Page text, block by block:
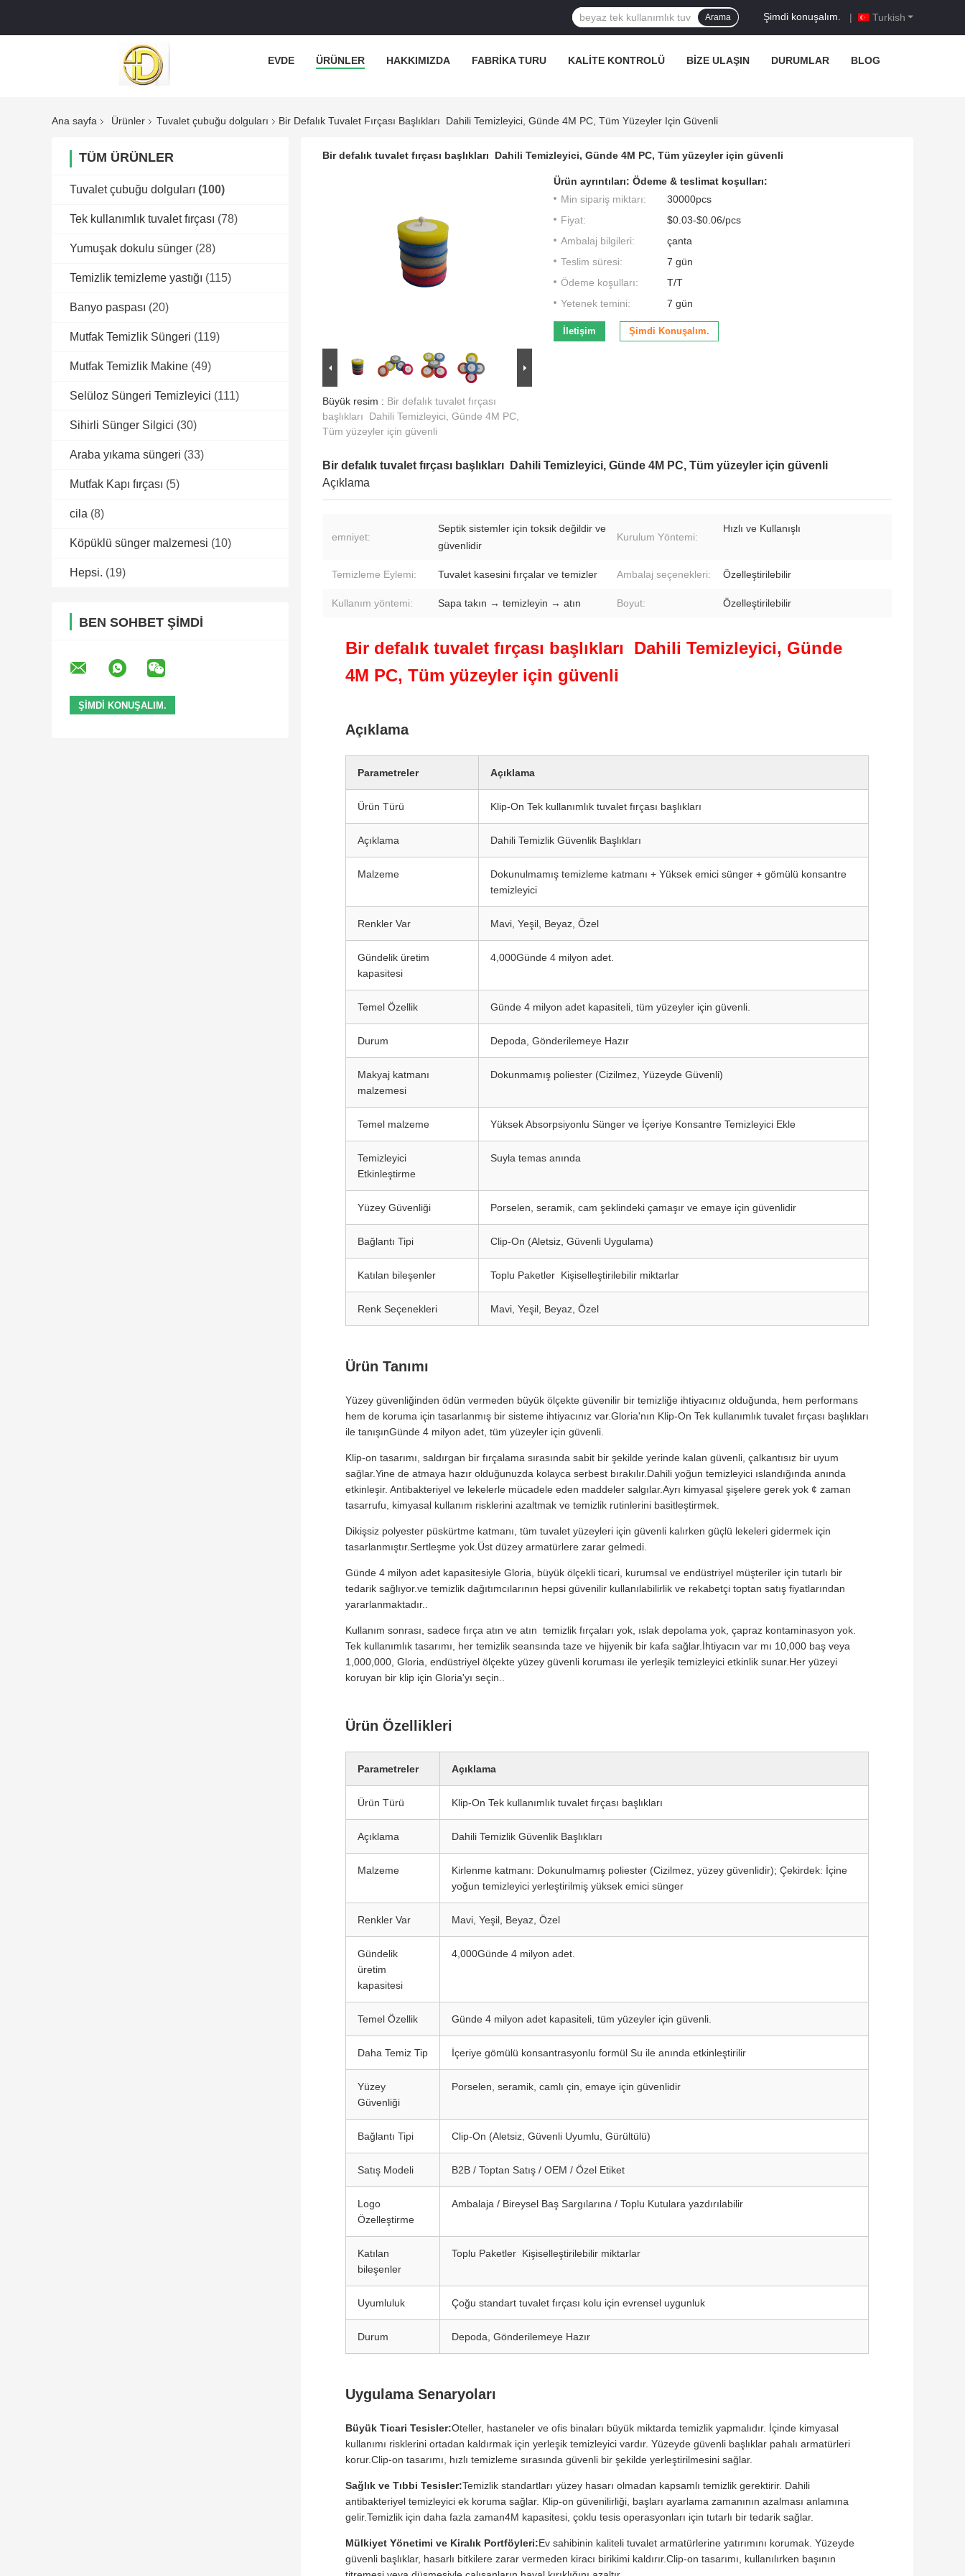
Turkish
Şimdi konuşalım. |
Arama
EVDE ÜRÜNLER HAKKIMIZDA FABRIKA TURU KALITE KONTROLÜ BIZE ULAŞIN DURUMLAR BLOG
Ana sayfa Ürünler Tuvalet çubuğu dolguları Bir Defalık Tuvalet Fırçası Başlıkları ️ Dahili Temizleyici, Günde 4M PC, Tüm Yüzeyler Için Güvenli
TÜM ÜRÜNLER
Tuvalet çubuğu dolguları (100)
Tek kullanımlık tuvalet fırçası (78)
Yumuşak dokulu sünger (28)
Temizlik temizleme yastığı (115)
Banyo paspası (20)
Mutfak Temizlik Süngeri (119)
Mutfak Temizlik Makine (49)
Selüloz Süngeri Temizleyici (111)
Sihirli Sünger Silgici (30)
Araba yıkama süngeri (33)
Mutfak Kapı fırçası (5)
cila (8)
Köpüklü sünger malzemesi (10)
Hepsi. (19)
BEN SOHBET ŞIMDI
Bir defalık tuvalet fırçası başlıkları ️ Dahili Temizleyici, Günde 4M PC, Tüm yüzeyler için güvenli
Büyük resim : Bir defalık tuvalet fırçası
başlıkları ️ Dahili Temizleyici, Günde 4M PC,
Tüm yüzeyler için güvenli
Ürün ayrıntıları: Ödeme & teslimat koşulları:
Min sipariş miktarı:
30000pcs
Fiyat:
$0.03-$0.06/pcs
Ambalaj bilgileri:
çanta
Teslim süresi:
7 gün
Ödeme koşulları:
T/T
Yetenek temini:
7 gün
İletişim Şimdi Konuşalım.
Bir defalık tuvalet fırçası başlıkları ️ Dahili Temizleyici, Günde 4M PC, Tüm yüzeyler için güvenli
Açıklama
emniyet:
Septik sistemler için toksik değildir ve
güvenlidir
Kurulum Yöntemi:
Hızlı ve Kullanışlı
Temizleme Eylemi: Tuvalet kasesini fırçalar ve temizler Ambalaj seçenekleri: Özelleştirilebilir
Kullanım yöntemi: Sapa takın → temizleyin → atın Boyut: Özelleştirilebilir
Bir defalık tuvalet fırçası başlıkları ️ Dahili Temizleyici, Günde
4M PC, Tüm yüzeyler için güvenli
Açıklama
Parametreler Açıklama
Ürün Türü Klip-On Tek kullanımlık tuvalet fırçası başlıkları
Açıklama Dahili Temizlik Güvenlik Başlıkları
Malzeme
Dokunulmamış temizleme katmanı + Yüksek emici sünger + gömülü konsantre
temizleyici
Renkler Var Mavi, Yeşil, Beyaz, Özel
Gündelik üretim
kapasitesi
4,000Günde 4 milyon adet.
Temel Özellik Günde 4 milyon adet kapasiteli, tüm yüzeyler için güvenli.
Durum Depoda, Gönderilemeye Hazır
Makyaj katmanı
malzemesi
Dokunmamış poliester (Cizilmez, Yüzeyde Güvenli)
Temel malzeme Yüksek Absorpsiyonlu Sünger ve İçeriye Konsantre Temizleyici Ekle
Temizleyici
Etkinleştirme
Suyla temas anında
Yüzey Güvenliği Porselen, seramik, cam şeklindeki çamaşır ve emaye için güvenlidir
Bağlantı Tipi Clip-On (Aletsiz, Güvenli Uygulama)
Katılan bileşenler Toplu Paketler ️ Kişiselleştirilebilir miktarlar
Renk Seçenekleri Mavi, Yeşil, Beyaz, Özel
Ürün Tanımı
Yüzey güvenliğinden ödün vermeden büyük ölçekte güvenilir bir temizliğe ihtiyacınız olduğunda, hem performans
hem de koruma için tasarlanmış bir sisteme ihtiyacınız var.Gloria'nın Klip-On Tek kullanımlık tuvalet fırçası başlıkları
ile tanışınGünde 4 milyon adet, tüm yüzeyler için güvenli.
Klip-on tasarımı, saldırgan bir fırçalama sırasında sabit bir şekilde yerinde kalan güvenli, çalkantısız bir uyum
sağlar.Yine de atmaya hazır olduğunuzda kolayca serbest bırakılır.Dahili yoğun temizleyici ıslandığında anında
etkinleşir. Antibakteriyel ve lekelerle mücadele eden maddeler salgılar.Ayrı kimyasal şişelere gerek yok ¢ zaman
tasarrufu, kimyasal kullanım risklerini azaltmak ve temizlik rutinlerini basitleştirmek.
Dikişsiz polyester püskürtme katmanı, tüm tuvalet yüzeyleri için güvenli kalırken güçlü lekeleri gidermek için
tasarlanmıştır.Sertleşme yok.Üst düzey armatürlere zarar gelmedi.
Günde 4 milyon adet kapasitesiyle Gloria, büyük ölçekli ticari, kurumsal ve endüstriyel müşteriler için tutarlı bir
tedarik sağlıyor.ve temizlik dağıtımcılarının hepsi güvenilir kullanılabilirlik ve rekabetçi toptan satış fiyatlarından
yararlanmaktadır..
Kullanım sonrası, sadece fırça atın ve atın ️ temizlik fırçaları yok, ıslak depolama yok, çapraz kontaminasyon yok.
Tek kullanımlık tasarımı, her temizlik seansında taze ve hijyenik bir kafa sağlar.İhtiyacın var mı 10,000 baş veya
1,000,000, Gloria, endüstriyel ölçekte yüzey güvenli koruması ile yerleşik temizleyici etkinlik sunar.Her yüzeyi
koruyan bir klip için Gloria'yı seçin..
Ürün Özellikleri
Parametreler Açıklama
Ürün Türü Klip-On Tek kullanımlık tuvalet fırçası başlıkları
Açıklama Dahili Temizlik Güvenlik Başlıkları
Malzeme
Kirlenme katmanı: Dokunulmamış poliester (Cizilmez, yüzey güvenlidir); Çekirdek: İçine
yoğun temizleyici yerleştirilmiş yüksek emici sünger
Renkler Var Mavi, Yeşil, Beyaz, Özel
Gündelik
üretim
kapasitesi
4,000Günde 4 milyon adet.
Temel Özellik Günde 4 milyon adet kapasiteli, tüm yüzeyler için güvenli.
Daha Temiz Tip İçeriye gömülü konsantrasyonlu formül Su ile anında etkinleştirilir
Yüzey
Güvenliği
Porselen, seramik, camlı çin, emaye için güvenlidir
Bağlantı Tipi Clip-On (Aletsiz, Güvenli Uyumlu, Gürültülü)
Satış Modeli B2B / Toptan Satış / OEM / Özel Etiket
Logo
Özelleştirme
Ambalaja / Bireysel Baş Sargılarına / Toplu Kutulara yazdırılabilir
Katılan
bileşenler
Toplu Paketler ️ Kişiselleştirilebilir miktarlar
Uyumluluk Çoğu standart tuvalet fırçası kolu için evrensel uygunluk
Durum Depoda, Gönderilemeye Hazır
Uygulama Senaryoları
Büyük Ticari Tesisler:Oteller, hastaneler ve ofis binaları büyük miktarda temizlik yapmalıdır. İçinde kimyasal
kullanımı risklerini ortadan kaldırmak için yerleşik temizleyici vardır. Yüzeyde güvenli başlıklar pahalı armatürleri
korur.Clip-on tasarımı, hızlı temizleme sırasında güvenli bir şekilde yerleştirilmesini sağlar.
Sağlık ve Tıbbi Tesisler:Temizlik standartları yüzey hasarı olmadan kapsamlı temizlik gerektirir. Dahili
antibakteriyel temizleyici ek koruma sağlar. Klip-on güvenilirliği, başları ayarlama zamanının azalması anlamına
gelir.Temizlik için daha fazla zaman4M kapasitesi, çoklu tesis operasyonları için tutarlı bir tedarik sağlar.
Mülkiyet Yönetimi ve Kiralık Portföyleri:Ev sahibinin kaliteli tuvalet armatürlerine yatırımını korumak. Yüzeyde
güvenli başlıklar, hasarlı bitkilere zarar vermeden kiracı birikimi kaldırır.Clip-on tasarımı, kullanılırken başının